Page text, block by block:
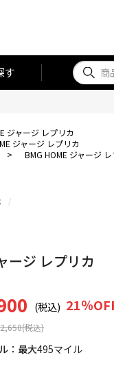
す
ジャージ レプリカ
ジャージ レプリカ
> BMG HOME ジャージ
：最大495マイル
ージ レプリカ
税込)
(税込) 21％